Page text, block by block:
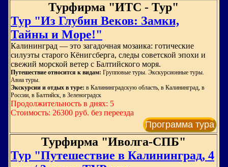
Турфирма "ИТС - Тур"
Тур "Из Глубин Веков: Замки,
Тайны и Море!"
Калининград — это загадочная мозаика: готические
силуэты старого Кёнигсберга, следы советской эпохи и
свежий морской ветер с Балтийского моря.
Путешествие относится к видам: Групповые туры. Экскурсионные туры.
Авиа туры.
Экскурсии и отдых в туре: в Калининградскую область, в Калининград, в
России, в Балтийск, в Зеленоградск
Продолжительность в днях: 5
Стоимость: 26300 руб. без переезда
Программа тура
Турфирма "Иволга-СПБ"
Тур "Путешествие в Калининград, 4